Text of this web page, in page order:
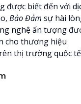
được biết đến với
Bảo Đảm sự hài
nghệ ấn tượng
cho thương hiệu
thị trường quốc